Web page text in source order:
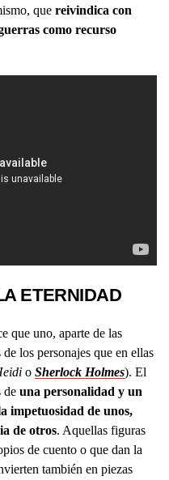
que reivindica con
como recurso
ETERNIDAD
que uno, aparte de las
los personajes que en ellas
o Sherlock Holmes). El
de una personalidad y un
impetuosidad de unos,
de otros. Aquellas figuras
de cuento o que dan la
también en piezas